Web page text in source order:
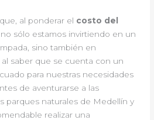
al ponderar el costo del
, no sólo estamos invirtiendo en un
sino también en
saber que se cuenta con un
para nuestras necesidades
de aventurarse a las
parques naturales de Medellín y
realizar una